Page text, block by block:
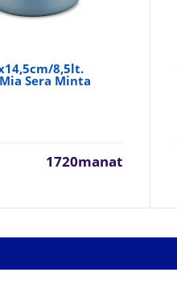
8,5lt.
Sera Minta
1720manat